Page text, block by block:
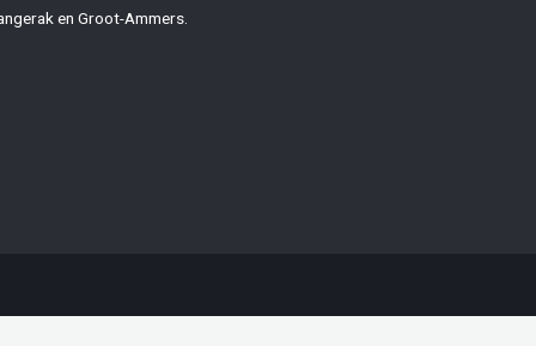
en Groot-Ammers.